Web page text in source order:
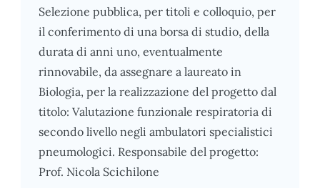
Selezione pubblica, per titoli e colloquio, per
il conferimento di una borsa di studio, della
durata di anni uno, eventualmente
rinnovabile, da assegnare a laureato in
Biologia, per la realizzazione del progetto dal
titolo: Valutazione funzionale respiratoria di
secondo livello negli ambulatori specialistici
pneumologici. Responsabile del progetto:
Prof. Nicola Scichilone